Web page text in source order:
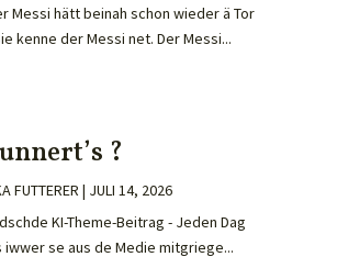
Messi hätt beinah schon wieder ä Tor
kenne der Messi net. Der Messi...
?
FUTTERER | JULI 14, 2026
KI-Theme-Beitrag - Jeden Dag
iwwer se aus de Medie mitgriege...